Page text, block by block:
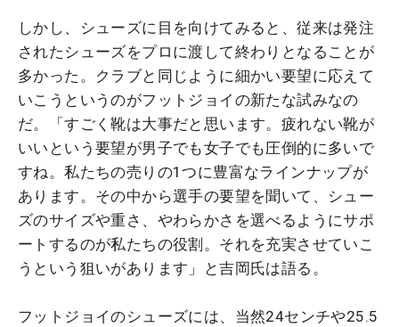
しかし、シューズに目を向けてみると、従来は発注
されたシューズをプロに渡して終わりとなることが
多かった。クラブと同じように細かい要望に応えて
いこうというのがフットジョイの新たな試みなの
だ。「すごく靴は大事だと思います。疲れない靴が
いいという要望が男子でも女子でも圧倒的に多いで
すね。私たちの売りの1つに豊富なラインナップが
あります。その中から選手の要望を聞いて、シュー
ズのサイズや重さ、やわらかさを選べるようにサポ
ートするのが私たちの役割。それを充実させていこ
うという狙いがあります」と吉岡氏は語る。
フットジョイのシューズには、当然24センチや25.5